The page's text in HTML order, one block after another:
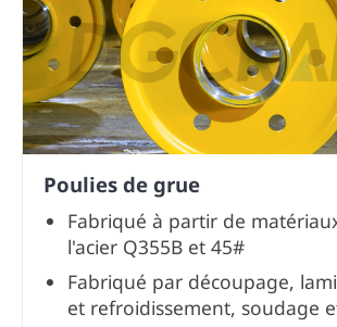
Poulies de grue
Fabriqué à partir de
l'acier Q355B et 45#
Fabriqué par découpage,
et refroidissement, soudage